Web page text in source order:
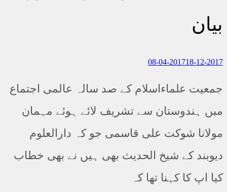
بیان
08-04-201718-12-2017
جمعیت علماءاسلام کے صد سالہ عالمی اجتماع
میں ہندوستان سے تشریف لائے ہوئے مہمان
مولانا شوکت علی قاسمی جو کہ دارالعلوم
دیوبند کے شیخ الحدیث بھی ہیں نے بھی خطاب
کیا اپ کا کہنا تھا کہ